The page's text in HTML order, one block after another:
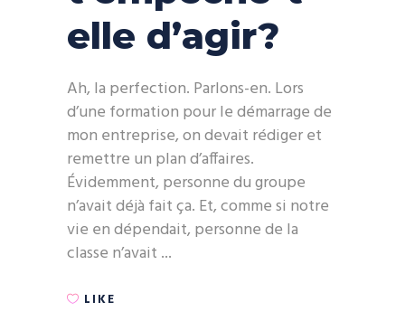
elle d’agir?
Ah, la perfection. Parlons-en. Lors
d’une formation pour le démarrage de
mon entreprise, on devait rédiger et
remettre un plan d’affaires.
Évidemment, personne du groupe
n’avait déjà fait ça. Et, comme si notre
vie en dépendait, personne de la
classe n’avait
LIKE